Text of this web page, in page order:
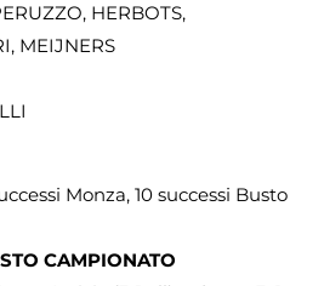
HERBOTS,
MEIJNERS
Monza, 10 successi Busto
CAMPIONATO